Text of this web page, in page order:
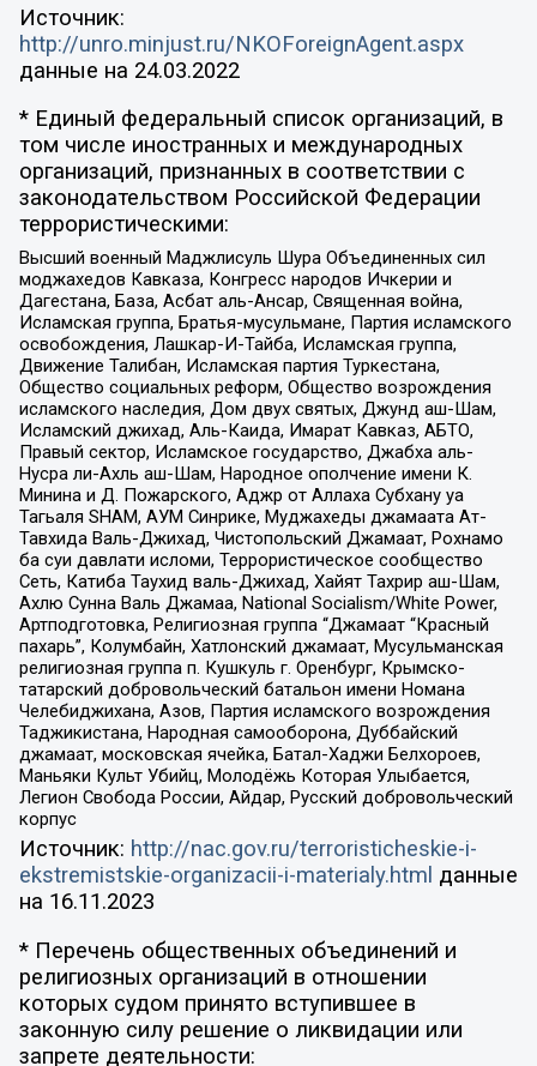
Источник:
http://unro.minjust.ru/NKOForeignAgent.aspx
данные на 24.03.2022
* Единый федеральный список организаций, в
том числе иностранных и международных
организаций, признанных в соответствии с
законодательством Российской Федерации
террористическими:
Высший военный Маджлисуль Шура Объединенных сил
моджахедов Кавказа, Конгресс народов Ичкерии и
Дагестана, База, Асбат аль-Ансар, Священная война,
Исламская группа, Братья-мусульмане, Партия исламского
освобождения, Лашкар-И-Тайба, Исламская группа,
Движение Талибан, Исламская партия Туркестана,
Общество социальных реформ, Общество возрождения
исламского наследия, Дом двух святых, Джунд аш-Шам,
Исламский джихад, Аль-Каида, Имарат Кавказ, АБТО,
Правый сектор, Исламское государство, Джабха аль-
Нусра ли-Ахль аш-Шам, Народное ополчение имени К.
Минина и Д. Пожарского, Аджр от Аллаха Субхану уа
Тагьаля SHAM, АУМ Синрике, Муджахеды джамаата Ат-
Тавхида Валь-Джихад, Чистопольский Джамаат, Рохнамо
ба суи давлати исломи, Террористическое сообщество
Сеть, Катиба Таухид валь-Джихад, Хайят Тахрир аш-Шам,
Ахлю Сунна Валь Джамаа, National Socialism/White Power,
Артподготовка, Религиозная группа “Джамаат “Красный
пахарь”, Колумбайн, Хатлонский джамаат, Мусульманская
религиозная группа п. Кушкуль г. Оренбург, Крымско-
татарский добровольческий батальон имени Номана
Челебиджихана, Азов, Партия исламского возрождения
Таджикистана, Народная самооборона, Дуббайский
джамаат, московская ячейка, Батал-Хаджи Белхороев,
Маньяки Культ Убийц, Молодёжь Которая Улыбается,
Легион Свобода России, Айдар, Русский добровольческий
корпус
Источник: http://nac.gov.ru/terroristicheskie-i-
ekstremistskie-organizacii-i-materialy.html данные
на 16.11.2023
* Перечень общественных объединений и
религиозных организаций в отношении
которых судом принято вступившее в
законную силу решение о ликвидации или
запрете деятельности: